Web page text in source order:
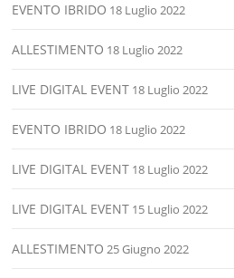
EVENTO IBRIDO 18 Luglio 2022
ALLESTIMENTO 18 Luglio 2022
LIVE DIGITAL EVENT 18 Luglio 2022
EVENTO IBRIDO 18 Luglio 2022
LIVE DIGITAL EVENT 18 Luglio 2022
LIVE DIGITAL EVENT 15 Luglio 2022
ALLESTIMENTO 25 Giugno 2022